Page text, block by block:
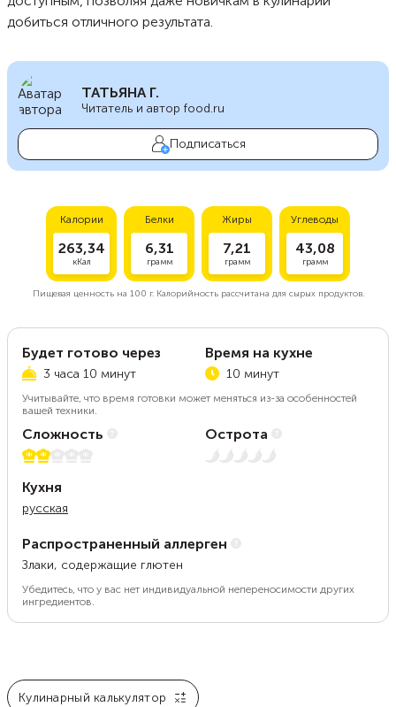
добиться отличного результата.
ТАТЬЯНА Г.
Читатель и автор food.ru
Подписаться
Калории
263,34
кКал
Белки
6,31
грамм
Жиры
7,21
грамм
Углеводы
43,08
грамм
Пищевая ценность на 100 г.Калорийность рассчитана для сырых продуктов.
Будет готово через
3 часа 10 минут
Время на кухне
10 минут
Учитывайте, что время готовки может меняться из-за особенностей
вашей техники.
Сложность
2 из 5
Острота
Нет остроты
Кухня
русская
Распространенный аллерген
Злаки, содержащие глютен
Убедитесь, что у вас нет индивидуальной непереносимости других
ингредиентов.
Кулинарный калькулятор